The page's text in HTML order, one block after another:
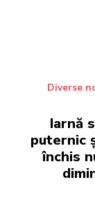
Diverse
Iarnă
puternic
închis